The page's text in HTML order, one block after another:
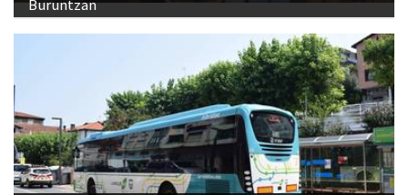
Buruntzan